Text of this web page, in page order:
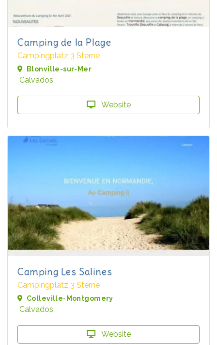
Camping de la Plage
Campingplatz 3 Sterne
Blonville-sur-Mer
Calvados
Website
Camping Les Salines
Campingplatz 3 Sterne
Colleville-Montgomery
Calvados
Website